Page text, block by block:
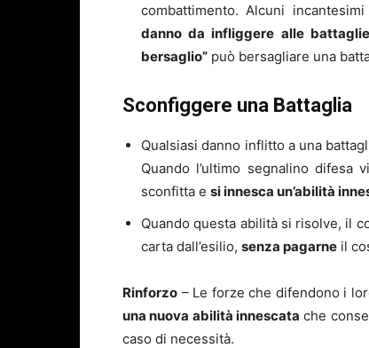
combattimento. Alcuni
danno da infliggere alle battaglie
bersaglio” può bersagliare una
Sconfiggere una Battaglia
Qualsiasi danno inflitto a una
Quando l’ultimo segnalino difesa
sconfitta e si innesca un’abilità
Quando questa abilità si risolve, il
carta dall’esilio, senza pagarne il
Rinforzo – Le forze che difendono i
una nuova abilità innescata che
caso di necessità.